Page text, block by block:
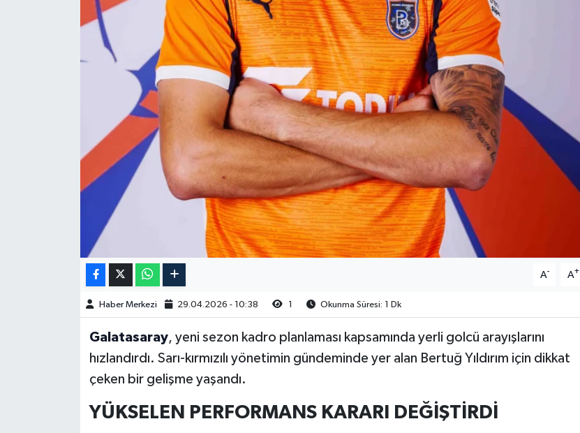
A- A+
Haber Merkezi 29.04.2026 - 10:38 1 Okunma Süresi: 1 Dk
Galatasaray, yeni sezon kadro planlaması kapsamında yerli golcü arayışlarını
hızlandırdı. Sarı-kırmızılı yönetimin gündeminde yer alan Bertuğ Yıldırım için dikkat
çeken bir gelişme yaşandı.
YÜKSELEN PERFORMANS KARARI DEĞİŞTİRDİ